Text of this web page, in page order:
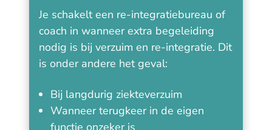
Je schakelt een re-integratiebureau of
coach in wanneer extra begeleiding
nodig is bij verzuim en re-integratie. Dit
is onder andere het geval:
Bij langdurig ziekteverzuim
Wanneer terugkeer in de eigen
functie onzeker is